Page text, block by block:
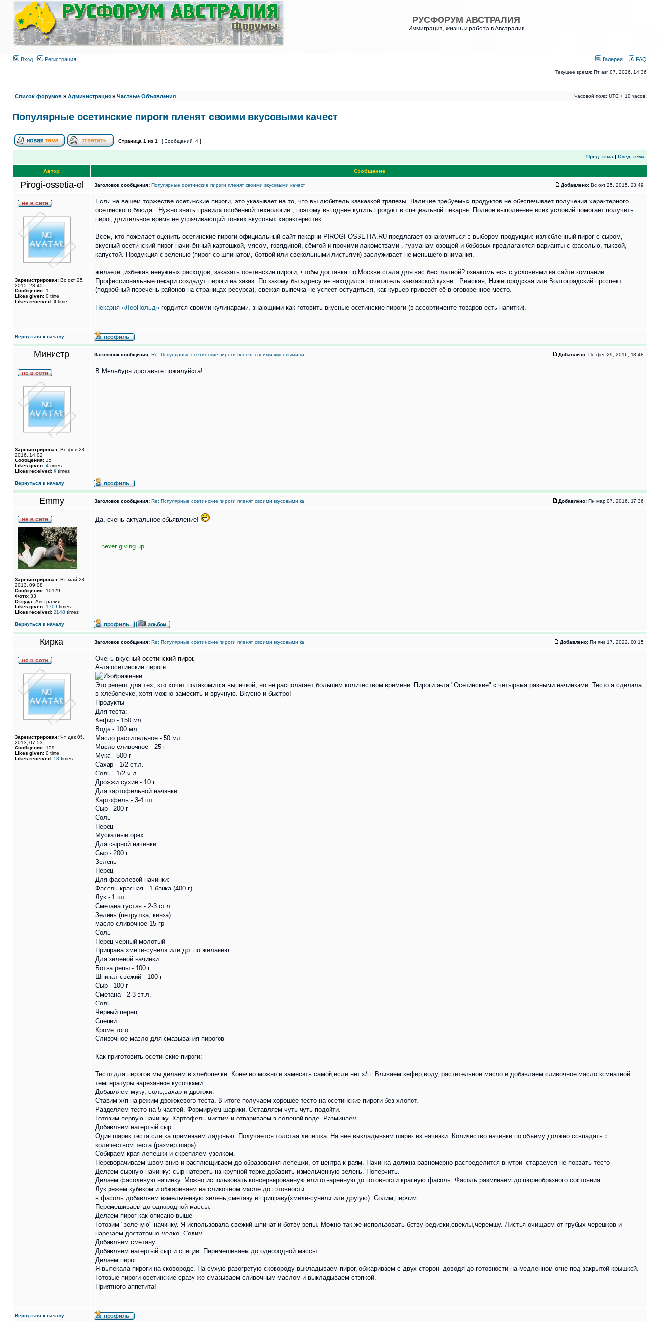
РУСФОРУМ АВСТРАЛИЯ
Иммиграция, жизнь и работа в Австралии
Вход Регистрация Галерея FAQ
Текущее время: Пт авг 07, 2026, 14:36
Список форумов » Администрация » Частные Объявления Часовой пояс: UTC + 10 часов
Популярные осетинские пироги пленят своими вкусовыми качест
Страница 1 из 1 [ Сообщений: 4 ]
Пред. тема | След. тема
Автор Сообщение
Pirogi-ossetia-el Заголовок сообщения: Популярные осетинские пироги пленят своими вкусовыми качест Добавлено: Вс окт 25, 2015, 23:49
Зарегистрирован: Вс окт 25,
2015, 23:45
Сообщения: 1
Likes given: 0 time
Likes received: 0 time
Если на вашем торжестве осетинские пироги, это указывает на то, что вы любитель кавказкой трапезы. Наличие требуемых продуктов не обеспечивает получения характерного
осетинского блюда . Нужно знать правила особенной технологии , поэтому выгоднее купить продукт в специальной пекарне. Полное выполнение всех условий помогает получить
пирог, длительное время не утрачивающий тонких вкусовых характеристик.
Всем, кто пожелает оценить осетинские пироги официальный сайт пекарни PIROGI-OSSETIA.RU предлагает ознакомиться с выбором продукции: излюбленный пирог с сыром,
вкусный осетинский пирог начинённый картошкой, мясом, говядиной, сёмгой и прочими лакомствами . гурманам овощей и бобовых предлагаются варианты с фасолью, тыквой,
капустой. Продукция с зеленью (пирог со шпинатом, ботвой или свекольными листьями) заслуживает не меньшего внимания.
желаете ,избежав ненужных расходов, заказать осетинские пироги, чтобы доставка по Москве стала для вас бесплатной? ознакомьтесь с условиями на сайте компании.
Профессиональные пекари создадут пироги на заказ. По какому бы адресу не находился почитатель кавказской кухни : Римская, Нижегородская или Волгоградский проспект
(подробный перечень районов на страницах ресурса), свежая выпечка не успеет остудиться, как курьер привезёт её в оговоренное место.
Пекарня «ЛеоПольд» гордится своими кулинарами, знающими как готовить вкусные осетинские пироги (в ассортименте товаров есть напитки).
Вернуться к началу
Министр Заголовок сообщения: Re: Популярные осетинские пироги пленят своими вкусовыми ка Добавлено: Пн фев 29, 2016, 18:48
Зарегистрирован: Вс фев 28,
2016, 14:02
Сообщения: 35
Likes given: 4 times
Likes received: 6 times
В Мельбурн доставьте пожалуйста!
Вернуться к началу
Emmy Заголовок сообщения: Re: Популярные осетинские пироги пленят своими вкусовыми ка Добавлено: Пн мар 07, 2016, 17:36
Зарегистрирован: Вт май 28,
2013, 09:08
Сообщения: 10129
Фото: 33
Откуда: Австралия
Likes given: 1709 times
Likes received: 2148 times
Да, очень актуальное обьявление!
...never giving up...
Вернуться к началу
Кирка Заголовок сообщения: Re: Популярные осетинские пироги пленят своими вкусовыми ка Добавлено: Пн янв 17, 2022, 00:15
Зарегистрирован: Чт дек 05,
2013, 07:53
Сообщения: 159
Likes given: 0 time
Likes received: 18 times
Очень вкусный осетинский пирог.
А-ля осетинские пироги
Это рецепт для тех, кто хочет полакомится выпечкой, но не располагает большим количеством времени. Пироги а-ля "Осетинские" с четырьмя разными начинками. Тесто я сделала
в хлебопечке, хотя можно замесить и вручную. Вкусно и быстро!
Продукты
Для теста:
Кефир - 150 мл
Вода - 100 мл
Масло растительное - 50 мл
Масло сливочное - 25 г
Мука - 500 г
Сахар - 1/2 ст.л.
Соль - 1/2 ч.л.
Дрожжи сухие - 10 г
Для картофельной начинки:
Картофель - 3-4 шт.
Сыр - 200 г
Соль
Перец
Мускатный орех
Для сырной начинки:
Сыр - 200 г
Зелень
Перец
Для фасолевой начинки:
Фасоль красная - 1 банка (400 г)
Лук - 1 шт.
Сметана густая - 2-3 ст.л.
Зелень (петрушка, кинза)
масло сливочное 15 гр
Соль
Перец черный молотый
Приправа хмели-сунели или др. по желанию
Для зеленой начинки:
Ботва репы - 100 г
Шпинат свежий - 100 г
Сыр - 100 г
Сметана - 2-3 ст.л.
Соль
Черный перец
Специи
Кроме того:
Сливочное масло для смазывания пирогов
Как приготовить осетинские пироги:
Тесто для пирогов мы делаем в хлебопечке. Конечно можно и замесить самой,если нет х/п. Вливаем кефир,воду, растительное масло и добавляем сливочное масло комнатной
температуры нарезанное кусочками
Добавляем муку, соль,сахар и дрожжи.
Ставим х/п на режим дрожжевого теста. В итоге получаем хорошее тесто на осетинские пироги без хлопот.
Разделяем тесто на 5 частей. Формируем шарики. Оставляем чуть чуть подойти.
Готовим первую начинку. Картофель чистим и отвариваем в соленой воде. Разминаем.
Добавляем натертый сыр.
Один шарик теста слегка приминаем ладонью. Получается толстая лепешка. На нее выкладываем шарик из начинки. Количество начинки по объему должно совпадать с
количеством теста (размер шара).
Собираем края лепешки и скрепляем узелком.
Переворачиваем швом вниз и расплющиваем до образования лепешки, от центра к раям. Начинка должна равномерно распределится внутри, стараемся не порвать тесто
Делаем сырную начинку: сыр натереть на крупной терке,добавить измельченную зелень. Поперчить.
Делаем фасолевую начинку. Можно использовать консервированную или отваренную до готовности красную фасоль. Фасоль разминаем до пюреобразного состояния.
Лук режем кубиком и обжариваем на сливочном масле до готовности.
в фасоль добавляем измельченную зелень,сметану и приправу(хмели-сунели или другую). Солим,перчим.
Перемешиваем до однородной массы.
Делаем пирог как описано выше.
Готовим "зеленую" начинку. Я использовала свежий шпинат и ботву репы. Можно так же использовать ботву редиски,свеклы,черемшу. Листья очищаем от грубых черешков и
нарезаем достаточно мелко. Солим.
Добавляем сметану.
Добавляем натертый сыр и специи. Перемешиваем до однородной массы.
Делаем пирог.
Я выпекала пироги на сковороде. На сухую разогретую сковороду выкладываем пирог, обжариваем с двух сторон, доводя до готовности на медленном огне под закрытой крышкой.
Готовые пироги осетинские сразу же смазываем сливочным маслом и выкладываем стопкой.
Приятного аппетита!
Вернуться к началу